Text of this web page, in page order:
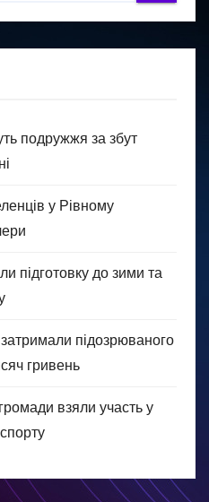
подружжя за збут
у Рівному
підготовку до зими та
підозрюваного
гривень
взяли участь у